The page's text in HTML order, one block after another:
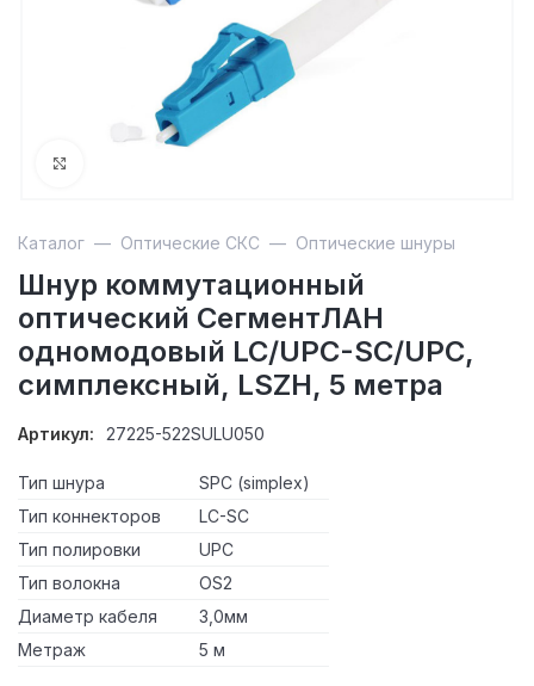
Каталог — Оптические СКС — Оптические шнуры
Шнур коммутационный
оптический СегментЛАН
одномодовый LC/UPC-SC/UPC,
симплексный, LSZH, 5 метра
Артикул: 27225-522SULU050
Тип шнура
SPC (simplex)
Тип коннекторов
LC-SC
Тип полировки
UPC
Тип волокна
OS2
Диаметр кабеля
3,0мм
Метраж
5 м